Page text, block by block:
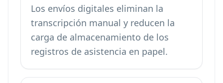
Los envíos digitales eliminan la
transcripción manual y reducen la
carga de almacenamiento de los
registros de asistencia en papel.